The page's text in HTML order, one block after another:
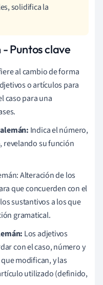
solidifica la
Puntos clave
al cambio de forma
o artículos para
caso para una
Indica el número,
revelando su función
Alteración de los
que concuerden con el
sustantivos a los que
gramatical.
Los adjetivos
con el caso, número y
modifican, y las
utilizado (definido,